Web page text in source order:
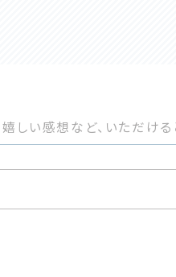
嬉しい感想など、いただける